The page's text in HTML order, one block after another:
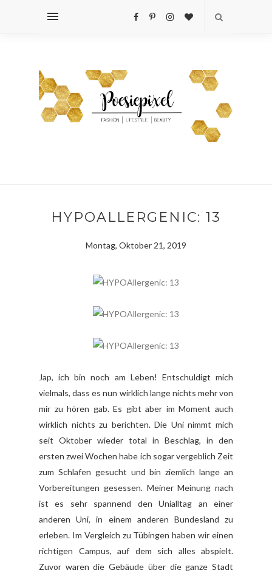
HYPOALLERGENIC: 13
Montag, Oktober 21, 2019
Jap, ich bin noch am Leben! Entschuldigt mich
vielmals, dass es nun wirklich lange nichts mehr von
mir zu hören gab. Es gibt aber im Moment auch
wirklich nichts zu berichten. Die Uni nimmt mich
seit Oktober wieder total in Beschlag, in den
ersten zwei Wochen habe ich sogar vergeblich Zeit
zum Schlafen gesucht und bin ziemlich lange an
Vorbereitungen gesessen. Meiner Meinung nach
ist es sehr spannend den Unialltag an einer
anderen Uni, in einem anderen Bundesland zu
erleben. Im Vergleich zu Tübingen haben wir einen
richtigen Campus, auf dem sich alles abspielt.
Zuvor waren die Gebäude über die ganze Stadt